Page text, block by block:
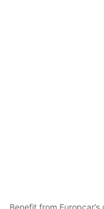
Benefit from